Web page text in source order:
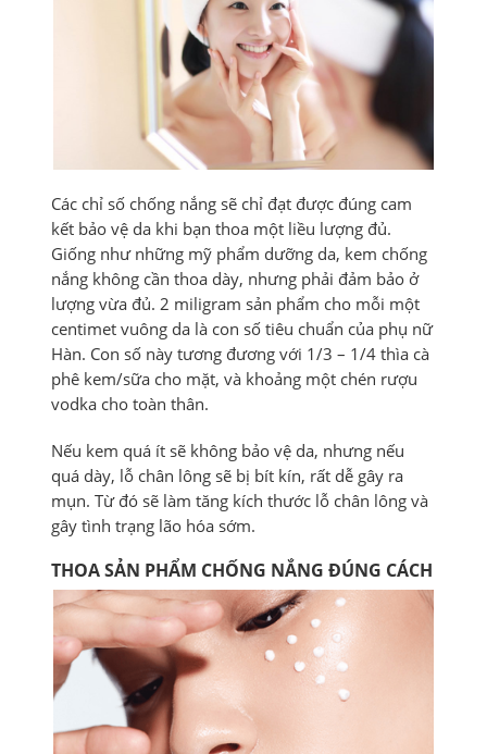
Các chỉ số chống nắng sẽ chỉ đạt được đúng cam
kết bảo vệ da khi bạn thoa một liều lượng đủ.
Giống như những mỹ phẩm dưỡng da, kem chống
nắng không cần thoa dày, nhưng phải đảm bảo ở
lượng vừa đủ. 2 miligram sản phẩm cho mỗi một
centimet vuông da là con số tiêu chuẩn của phụ nữ
Hàn. Con số này tương đương với 1/3 – 1/4 thìa cà
phê kem/sữa cho mặt, và khoảng một chén rượu
vodka cho toàn thân.
Nếu kem quá ít sẽ không bảo vệ da, nhưng nếu
quá dày, lỗ chân lông sẽ bị bít kín, rất dễ gây ra
mụn. Từ đó sẽ làm tăng kích thước lỗ chân lông và
gây tình trạng lão hóa sớm.
THOA SẢN PHẨM CHỐNG NẮNG ĐÚNG CÁCH